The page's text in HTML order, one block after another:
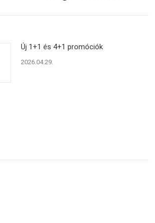
Új 1+1 és 4+1 promóciók
2026.04.29.